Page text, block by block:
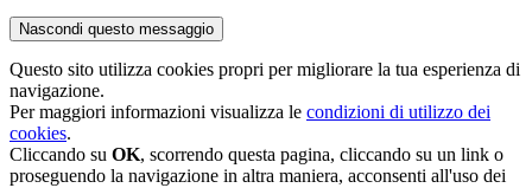
Nascondi questo messaggio
Questo sito utilizza cookies propri per migliorare la tua esperienza di
navigazione.
Per maggiori informazioni visualizza le condizioni di utilizzo dei
cookies.
Cliccando su OK, scorrendo questa pagina, cliccando su un link o
proseguendo la navigazione in altra maniera, acconsenti all'uso dei